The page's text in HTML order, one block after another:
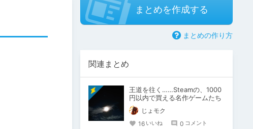
まとめを作成する
まとめの作り方
関連まとめ
王道を往く……Steamの、1000
円以内で買える名作ゲームたち
じょモク
16 いいね 0 コメント